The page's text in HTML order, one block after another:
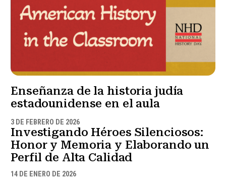
Enseñanza de la historia judía
estadounidense en el aula
3 DE FEBRERO DE 2026
Investigando Héroes Silenciosos:
Honor y Memoria y Elaborando un
Perfil de Alta Calidad
14 DE ENERO DE 2026